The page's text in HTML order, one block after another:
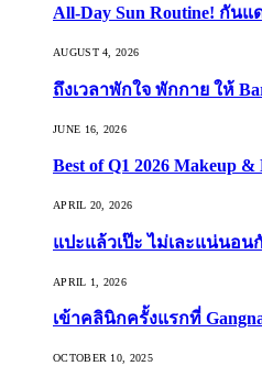
All-Day Sun Routine! กันแ
AUGUST 4, 2026
ถึงเวลาพักใจ พักกาย ให้
JUNE 16, 2026
Best of Q1 2026 Makeup
APRIL 20, 2026
แปะแล้วเป๊ะ ไม่เละแน่นอน
APRIL 1, 2026
เข้าคลินิกครั้งแรกที่
OCTOBER 10, 2025